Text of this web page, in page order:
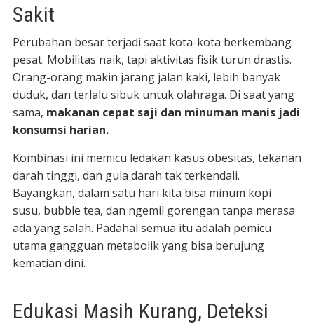
Sakit
Perubahan besar terjadi saat kota-kota berkembang
pesat. Mobilitas naik, tapi aktivitas fisik turun drastis.
Orang-orang makin jarang jalan kaki, lebih banyak
duduk, dan terlalu sibuk untuk olahraga. Di saat yang
sama, makanan cepat saji dan minuman manis jadi
konsumsi harian.
Kombinasi ini memicu ledakan kasus obesitas, tekanan
darah tinggi, dan gula darah tak terkendali.
Bayangkan, dalam satu hari kita bisa minum kopi
susu, bubble tea, dan ngemil gorengan tanpa merasa
ada yang salah. Padahal semua itu adalah pemicu
utama gangguan metabolik yang bisa berujung
kematian dini.
Edukasi Masih Kurang, Deteksi